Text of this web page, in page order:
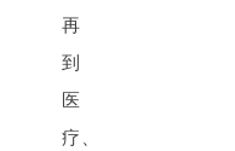
再
到
医
疗、